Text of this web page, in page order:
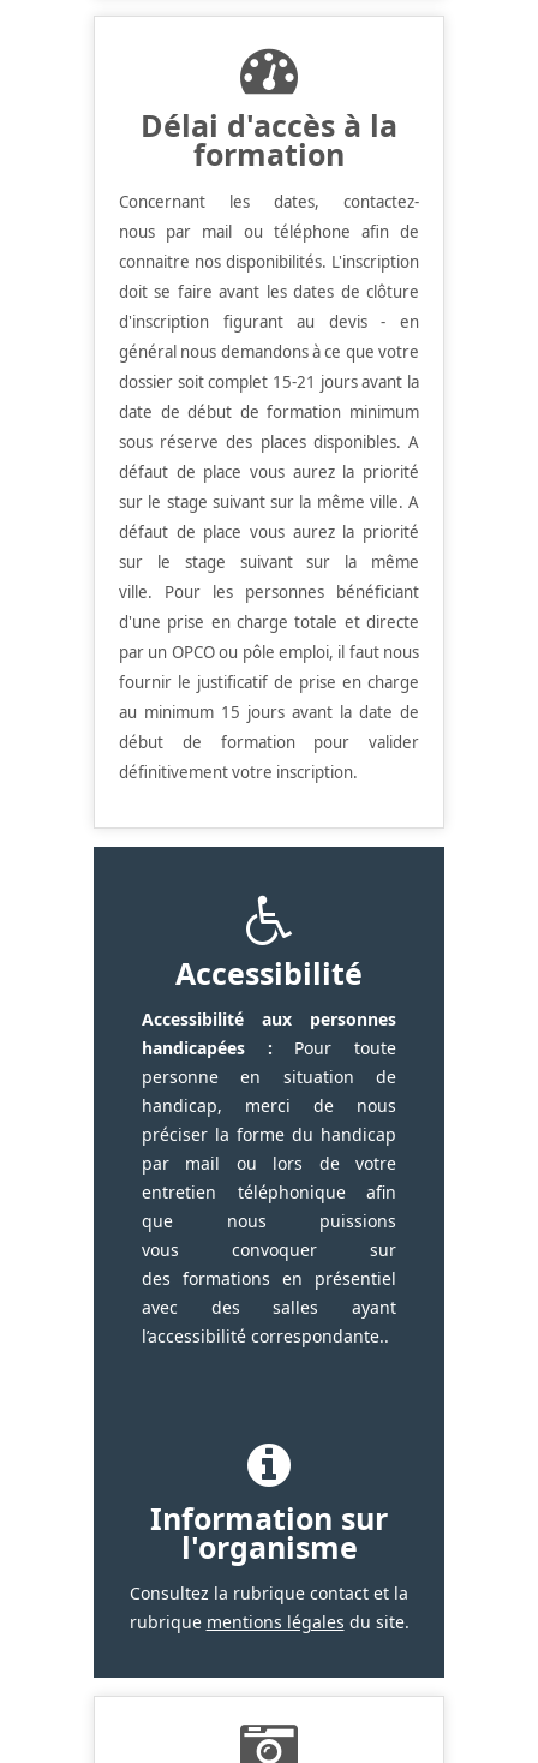
Délai d'accès à la
formation
Concernant les dates, contactez-
nous par mail ou téléphone afin de
connaitre nos disponibilités. L'inscription
doit se faire avant les dates de clôture
d'inscription figurant au devis - en
général nous demandons à ce que votre
dossier soit complet 15-21 jours avant la
date de début de formation minimum
sous réserve des places disponibles. A
défaut de place vous aurez la priorité
sur le stage suivant sur la même ville. A
défaut de place vous aurez la priorité
sur le stage suivant sur la même
ville. Pour les personnes bénéficiant
d'une prise en charge totale et directe
par un OPCO ou pôle emploi, il faut nous
fournir le justificatif de prise en charge
au minimum 15 jours avant la date de
début de formation pour valider
définitivement votre inscription.
Accessibilité
Accessibilité aux personnes
handicapées : Pour toute
personne en situation de
handicap, merci de nous
préciser la forme du handicap
par mail ou lors de votre
entretien téléphonique afin
que nous puissions
vous convoquer sur
des formations en présentiel
avec des salles ayant
l’accessibilité correspondante..
Information sur
l'organisme
Consultez la rubrique contact et la
rubrique mentions légales du site.